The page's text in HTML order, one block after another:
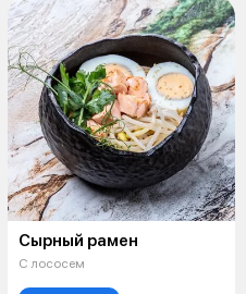
Сырный рамен
С лососем